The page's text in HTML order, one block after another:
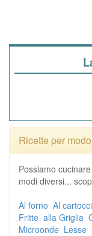
Ricette per
Possiamo
modi diversi...
Al forno Al
Fritte alla Griglia
Microonde Lesse